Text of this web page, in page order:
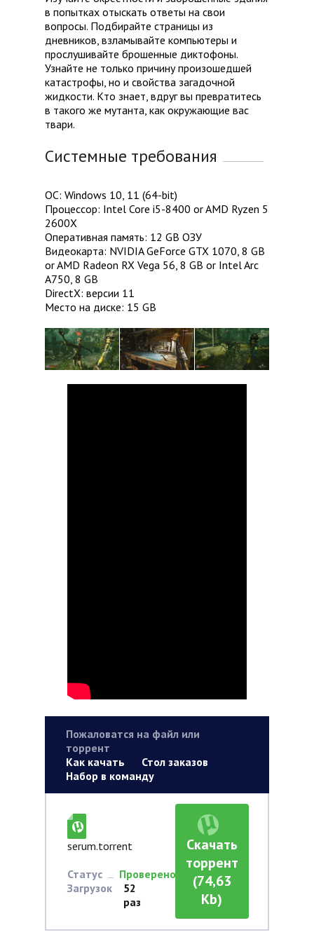
в попытках отыскать ответы на свои
вопросы. Подбирайте страницы из
дневников, взламывайте компьютеры и
прослушивайте брошенные диктофоны.
Узнайте не только причину произошедшей
катастрофы, но и свойства загадочной
жидкости. Кто знает, вдруг вы превратитесь
в такого же мутанта, как окружающие вас
твари.
Системные требования
ОС: Windows 10, 11 (64-bit)
Процессор: Intel Core i5-8400 or AMD Ryzen 5
2600X
Оперативная память: 12 GB ОЗУ
Видеокарта: NVIDIA GeForce GTX 1070, 8 GB
or AMD Radeon RX Vega 56, 8 GB or Intel Arc
A750, 8 GB
DirectX: версии 11
Место на диске: 15 GB
Пожаловатся на файл или
торрент
Как качать
Стол заказов
Набор в команду
serum.torrent
Статус
Проверено
Загрузок
52
раз
Скачать
торрент
(74,63
Kb)